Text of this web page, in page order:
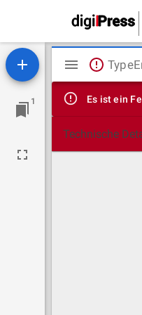
1
Mirador
Viewer
Es ist ein
Technische